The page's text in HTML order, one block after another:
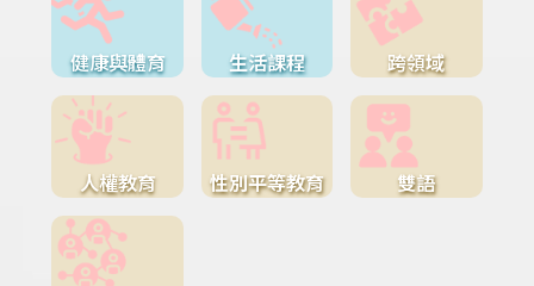
健康與體育 生活課程 跨領域
人權教育 性別平等教育 雙語